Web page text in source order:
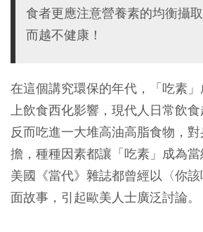
食者更應注意營養素的均衡攝
而越不健康！
在這個講究環保的年代，「吃素
上飲食西化影響，現代人日常飲食
反而吃進一大堆高油高脂食物，
擔，種種因素都讓「吃素」成為
美國《當代》雜誌都曾經以〈你
面故事，引起歐美人士廣泛討論。